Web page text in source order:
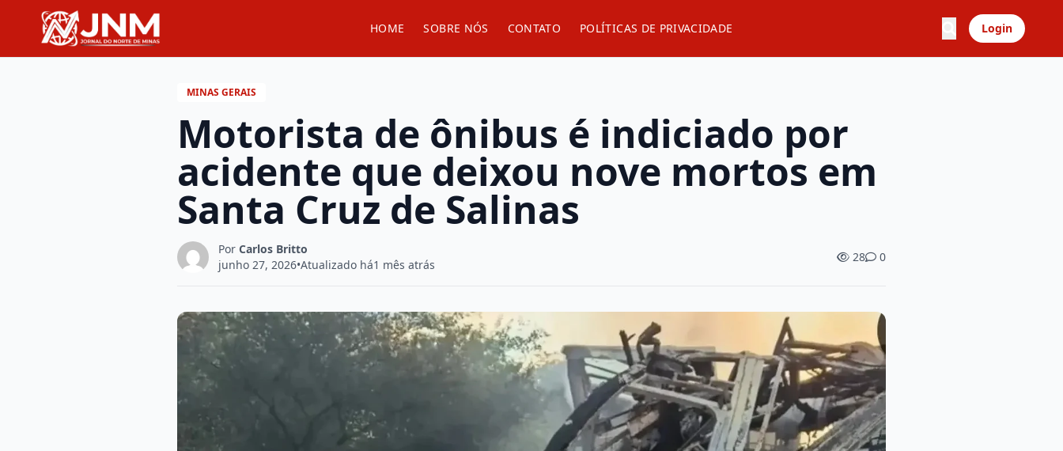
HOME SOBRE NÓS CONTATO POLÍTICAS DE PRIVACIDADE Login
MINAS GERAIS
Motorista de ônibus é indiciado por
acidente que deixou nove mortos em
Santa Cruz de Salinas
Por Carlos Britto
junho 27, 2026•Atualizado há1 mês atrás
28 0